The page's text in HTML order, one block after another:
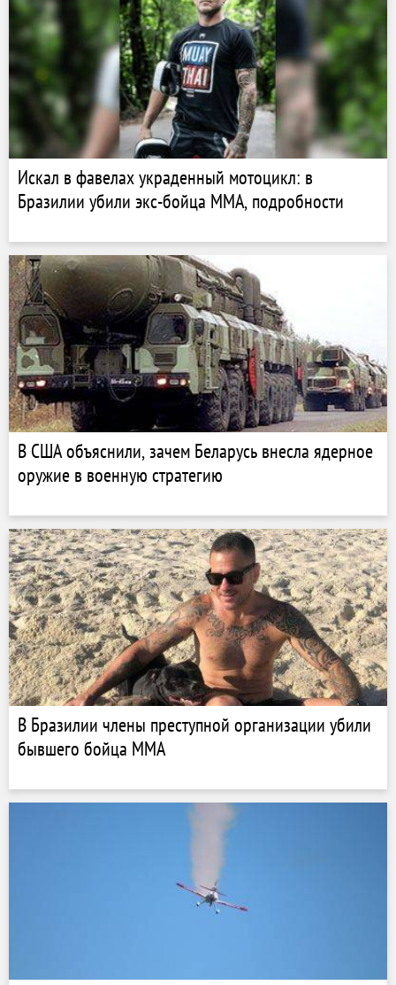
Искал в фавелах украденный мотоцикл: в
Бразилии убили экс-бойца ММА, подробности
В США объяснили, зачем Беларусь внесла ядерное
оружие в военную стратегию
В Бразилии члены преступной организации убили
бывшего бойца MMA